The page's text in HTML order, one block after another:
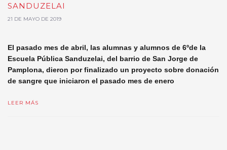
SANDUZELAI
21 DE MAYO DE 2019
El pasado mes de abril, las alumnas y alumnos de 6ºde la
Escuela Pública Sanduzelai, del barrio de San Jorge de
Pamplona, dieron por finalizado un proyecto sobre donación
de sangre que iniciaron el pasado mes de enero
LEER MÁS